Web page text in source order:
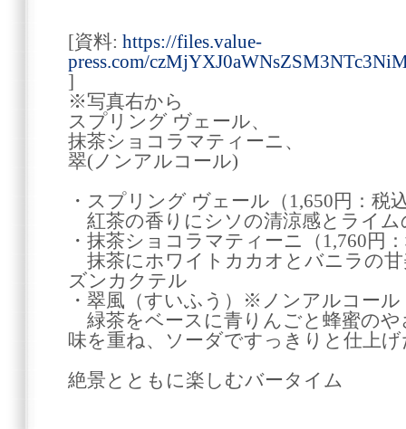
[資料: https://files.value-
press.com/
]
※写真右から
スプリング ヴェール、
抹茶ショコラマティーニ、
翠(ノンアルコール)
・スプリング ヴェール（1,650円：税
紅茶の香りにシソの清涼感とライム
・抹茶ショコラマティーニ（1,760円
抹茶にホワイトカカオとバニラの
ズンカクテル
・翠風（すいふう）※ノンアルコール
緑茶をベースに青りんごと蜂蜜の
味を重ね、ソーダですっきりと仕上げ
絶景とともに楽しむバータイム